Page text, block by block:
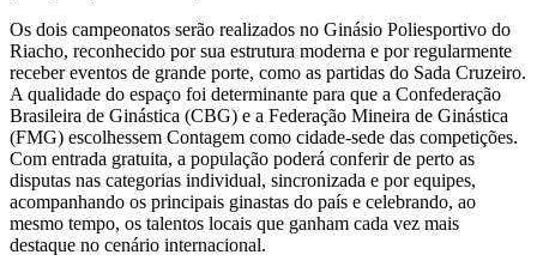
Os dois campeonatos serão realizados no Ginásio Poliesportivo do
Riacho, reconhecido por sua estrutura moderna e por regularmente
receber eventos de grande porte, como as partidas do Sada Cruzeiro.
A qualidade do espaço foi determinante para que a Confederação
Brasileira de Ginástica (CBG) e a Federação Mineira de Ginástica
(FMG) escolhessem Contagem como cidade-sede das competições.
Com entrada gratuita, a população poderá conferir de perto as
disputas nas categorias individual, sincronizada e por equipes,
acompanhando os principais ginastas do país e celebrando, ao
mesmo tempo, os talentos locais que ganham cada vez mais
destaque no cenário internacional.